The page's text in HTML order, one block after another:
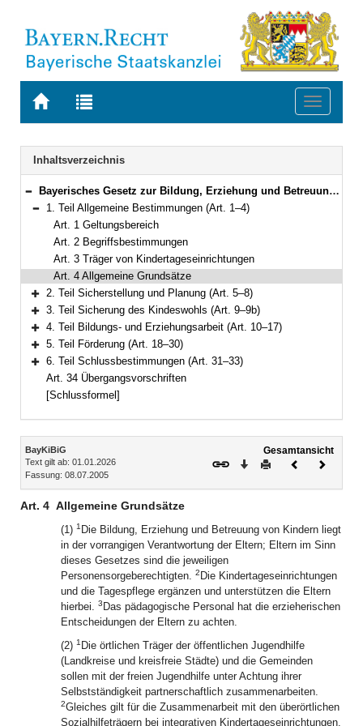
Zur
BAYERN.RECHT
Zur
letzten
Suche
Toggle
Navigation
Inhaltsverzeichnis
Bereich reduzieren
Bayerisches Gesetz zur Bildung, Erziehung und Betreuung von Kindern in Kindergärten, anderen Kindertageseinrichtungen und in Tagespflege (Bayerisches Kinderbildungs- und -betreuungsgesetz – BayKiBiG) Vom 8. Juli 2005 (GVBl. S. 236) BayRS 2231-1-A (Art. 1–34)
Bereich reduzieren
1. Teil Allgemeine Bestimmungen (Art. 1–4)
Art. 1 Geltungsbereich
Art. 2 Begriffsbestimmungen
Art. 3 Träger von Kindertageseinrichtungen
Art. 4 Allgemeine Grundsätze
Bereich erweitern
2. Teil Sicherstellung und Planung (Art. 5–8)
Bereich erweitern
3. Teil Sicherung des Kindeswohls (Art. 9–9b)
Bereich erweitern
4. Teil Bildungs- und Erziehungsarbeit (Art. 10–17)
Bereich erweitern
5. Teil Förderung (Art. 18–30)
Bereich erweitern
6. Teil Schlussbestimmungen (Art. 31–33)
Art. 34 Übergangsvorschriften
[Schlussformel]
Inhalt
BayKiBiG
Text gilt ab: 01.01.2026
Fassung: 08.07.2005
Gesamtansicht
Download
DruckenVorheriges
Art. 4 Allgemeine Grundsätze
(1) 1 Die Bildung, Erziehung und Betreuung von Kindern liegt
in der vorrangigen Verantwortung der Eltern; Eltern im Sinn
dieses Gesetzes sind die jeweiligen
Personensorgeberechtigten. 2 Die Kindertageseinrichtungen
und die Tagespflege ergänzen und unterstützen die Eltern
hierbei. 3 Das pädagogische Personal hat die erzieherischen
Entscheidungen der Eltern zu achten.
(2) 1 Die örtlichen Träger der öffentlichen Jugendhilfe
(Landkreise und kreisfreie Städte) und die Gemeinden
sollen mit der freien Jugendhilfe unter Achtung ihrer
Selbstständigkeit partnerschaftlich zusammenarbeiten.
2Gleiches gilt für die Zusammenarbeit mit den überörtlichen
Sozialhilfeträgern bei integrativen Kindertageseinrichtungen.